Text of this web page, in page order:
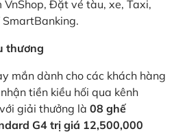
Đặt vé tàu, xe, Taxi,
thương
mắn dành cho các khách hàng
tiền kiều hối qua kênh
giải thưởng là 08 ghế
G4 trị giá 12,500,000